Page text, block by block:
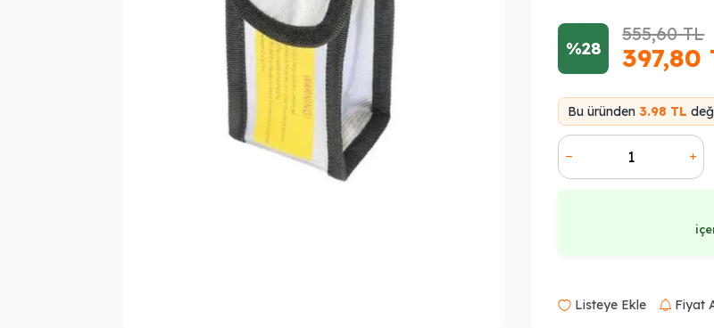
%28
555,60TL
397,80
Bu üründen 3.98 TL
Listeye Ekle Fiyat